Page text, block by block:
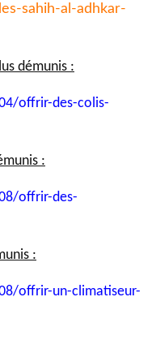
sahih-al-adhkar-
démunis :
offrir-des-colis-
:
offrir-des-
:
offrir-un-climatiseur-